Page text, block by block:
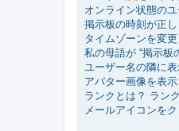
オンライン状態の
掲示板の時刻が正し
タイムゾーンを変
私の母語が “掲示板
ユーザー名の隣に
アバター画像を表
ランクとは？ ラン
メールアイコンを